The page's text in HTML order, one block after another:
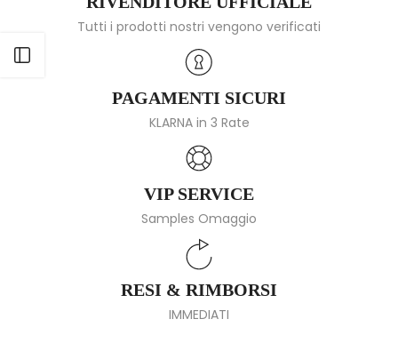
Tutti i prodotti nostri vengono verificati
PAGAMENTI SICURI
KLARNA in 3 Rate
VIP SERVICE
Samples Omaggio
RESI & RIMBORSI
IMMEDIATI